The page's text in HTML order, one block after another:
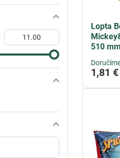
Lopta
510 mm
1,81 €
Do: